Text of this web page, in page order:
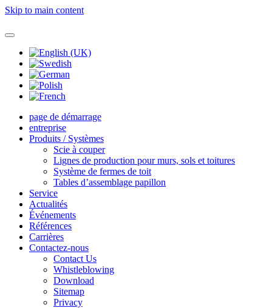
Skip to main content
page de démarrage
entreprise
Produits / Systèmes
Scie à couper
Lignes de production pour murs, sols et toitures
Système de fermes de toit
Tables d’assemblage papillon
Service
Actualités
Événements
Références
Carrières
Contactez-nous
Contact Us
Whistleblowing
Download
Sitemap
Privacy